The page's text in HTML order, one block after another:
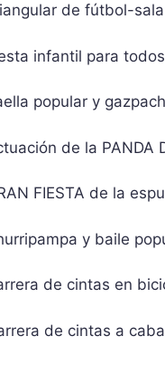
de fútbol-
infantil para
popular y
de la PANDA
FIESTA de la
y baile
de cintas en
de cintas a